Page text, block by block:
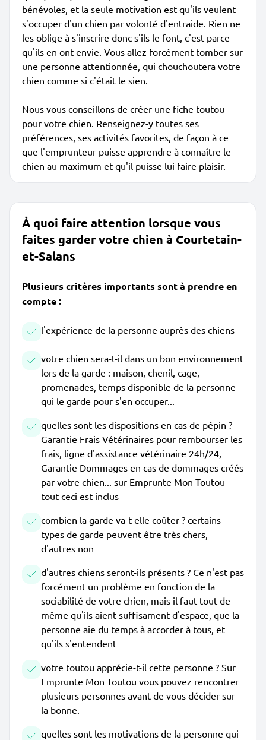
bénévoles, et la seule motivation est qu'ils veulent
s'occuper d'un chien par volonté d'entraide. Rien ne
les oblige à s'inscrire donc s'ils le font, c'est parce
qu'ils en ont envie. Vous allez forcément tomber sur
une personne attentionnée, qui chouchoutera votre
chien comme si c'était le sien.
Nous vous conseillons de créer une fiche toutou
pour votre chien. Renseignez-y toutes ses
préférences, ses activités favorites, de façon à ce
que l'emprunteur puisse apprendre à connaître le
chien au maximum et qu'il puisse lui faire plaisir.
À quoi faire attention lorsque vous
faites garder votre chien à Courtetain-
et-Salans
Plusieurs critères importants sont à prendre en
compte :
l'expérience de la personne auprès des chiens
votre chien sera-t-il dans un bon environnement
lors de la garde : maison, chenil, cage,
promenades, temps disponible de la personne
qui le garde pour s'en occuper...
quelles sont les dispositions en cas de pépin ?
Garantie Frais Vétérinaires pour rembourser les
frais, ligne d'assistance vétérinaire 24h/24,
Garantie Dommages en cas de dommages créés
par votre chien... sur Emprunte Mon Toutou
tout ceci est inclus
combien la garde va-t-elle coûter ? certains
types de garde peuvent être très chers,
d'autres non
d'autres chiens seront-ils présents ? Ce n'est pas
forcément un problème en fonction de la
sociabilité de votre chien, mais il faut tout de
même qu'ils aient suffisament d'espace, que la
personne aie du temps à accorder à tous, et
qu'ils s'entendent
votre toutou apprécie-t-il cette personne ? Sur
Emprunte Mon Toutou vous pouvez rencontrer
plusieurs personnes avant de vous décider sur
la bonne.
quelles sont les motivations de la personne qui